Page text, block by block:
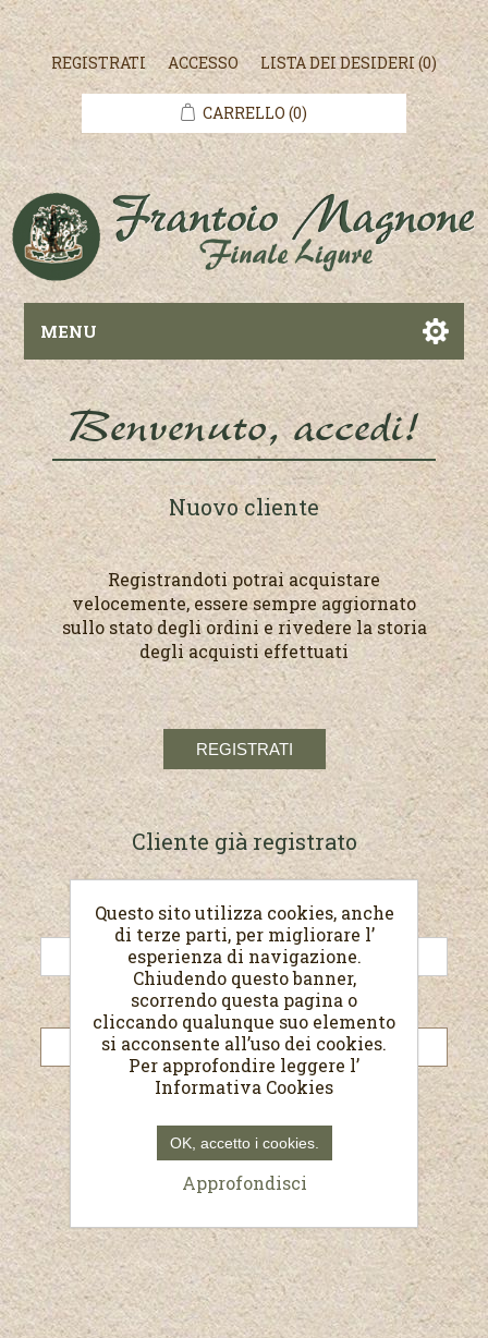
REGISTRATI ACCESSO LISTA DEI DESIDERI(0)
CARRELLO (0)
MENU
Benvenuto, accedi!
Nuovo cliente
Registrandoti potrai acquistare
velocemente, essere sempre aggiornato
sullo stato degli ordini e rivedere la storia
degli acquisti effettuati
Cliente già registrato
E-mail:
Password:
Questo sito utilizza cookies, anche
di terze parti, per migliorare l’
esperienza di navigazione.
Chiudendo questo banner,
scorrendo questa pagina o
cliccando qualunque suo elemento
si acconsente all’uso dei cookies.
Per approfondire leggere l’
Informativa Cookies
OK, accetto i cookies.
Approfondisci